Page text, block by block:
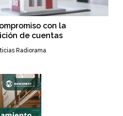
con la
de cuentas
Radiorama